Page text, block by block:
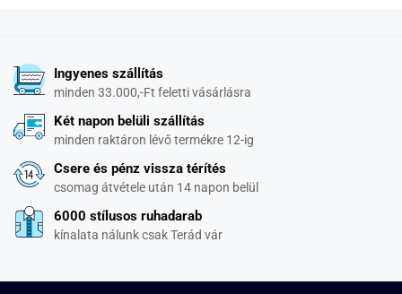
Ingyenes szállítás
minden 33.000,-Ft feletti vásárlásra
Két napon belüli szállítás
minden raktáron lévő termékre 12-ig
Csere és pénz vissza térítés
csomag átvétele után 14 napon belül
6000 stílusos ruhadarab
kínalata nálunk csak Terád vár